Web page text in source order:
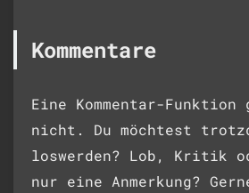
Kommentare
Eine Kommentar-
nicht. Du möchtest
loswerden? Lob, Kritik
nur eine Anmerkung?